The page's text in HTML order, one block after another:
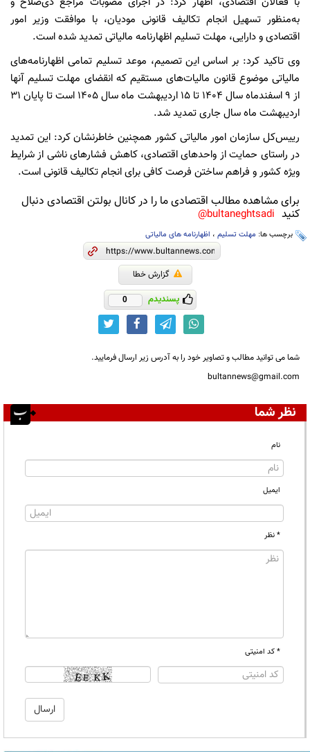
به‌منظور تسهیل انجام تکالیف قانونی مودیان، با موافقت وزیر امور
اقتصادی و دارایی، مهلت تسلیم اظهارنامه مالیاتی تمدید شده است.
وی تاکید کرد: بر اساس این تصمیم، موعد تسلیم تمامی اظهارنامه‌های
مالیاتی موضوع قانون مالیات‌های مستقیم که انقضای مهلت تسلیم آنها
از ۹ اسفندماه سال ۱۴۰۴ تا ۱۵ اردیبهشت ماه سال ۱۴۰۵ است تا پایان ۳۱
اردیبهشت ماه سال جاری تمدید شد.
رییس‌کل سازمان امور مالیاتی کشور همچنین خاطرنشان کرد: این تمدید
در راستای حمایت از واحدهای اقتصادی، کاهش فشارهای ناشی از شرایط
ویژه کشور و فراهم ساختن فرصت کافی برای انجام تکالیف قانونی است.
برای مشاهده مطالب اقتصادی ما را در کانال بولتن اقتصادی دنبال
کنید bultaneghtsadi@
برچسب ها: مهلت تسلیم ، اظهارنامه های مالیاتی
گزارش خطا
پسندیدم 0
شما می توانید مطالب و تصاویر خود را به آدرس زیر ارسال فرمایید.
bultannews@gmail.com
نظر شما
نام
ایمیل
* نظر
* کد امنیتی